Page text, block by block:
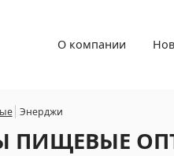
Энерджи
ПИЩЕВЫЕ
О компании